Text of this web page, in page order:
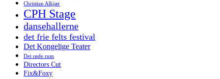
Christian Alkjær
CPH Stage
dansehallerne
det frie felts festival
Det Kongelige Teater
Det røde rum
Directors Cut
Fix&Foxy